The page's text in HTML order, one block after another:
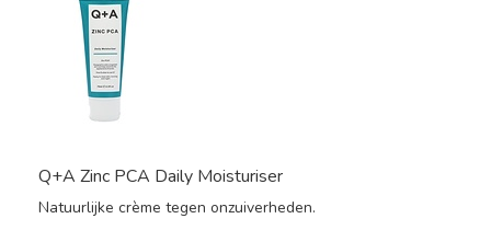
Q+A Zinc PCA Daily Moisturiser
Natuurlijke crème tegen onzuiverheden.